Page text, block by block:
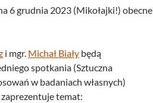
6 grudnia 2023 (Mikołajki!) obecne
i mgr. Michał Biały będą
spotkania (Sztuczna
w badaniach własnych)
zaprezentuje temat: